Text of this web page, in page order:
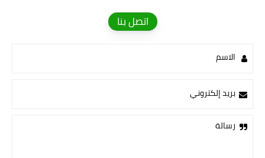
اتصل بنا
الاسم
بريد إلكتروني
رسالة